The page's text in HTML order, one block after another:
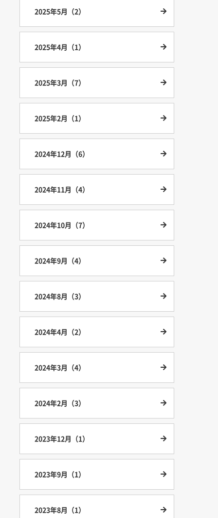
2025年5月（2）
2025年4月（1）
2025年3月（7）
2025年2月（1）
2024年12月（6）
2024年11月（4）
2024年10月（7）
2024年9月（4）
2024年8月（3）
2024年4月（2）
2024年3月（4）
2024年2月（3）
2023年12月（1）
2023年9月（1）
2023年8月（1）